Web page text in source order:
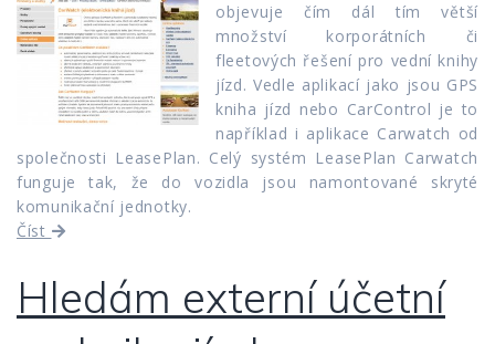
objevuje čím dál tím větší
množství korporátních či
fleetových řešení pro vední knihy
jízd. Vedle aplikací jako jsou GPS
kniha jízd nebo CarControl je to
například i aplikace Carwatch od
společnosti LeasePlan. Celý systém LeasePlan Carwatch
funguje tak, že do vozidla jsou namontované skryté
komunikační jednotky.
Číst
Hledám externí účetní